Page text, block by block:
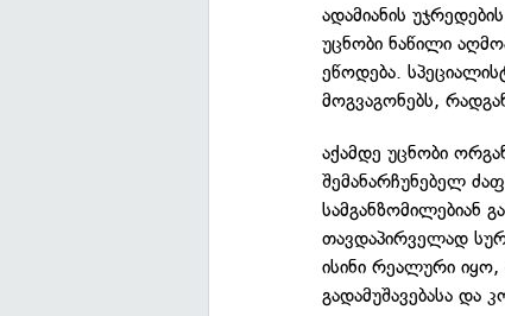
ადამიანის
უცნობი ნაწილი
ეწოდება.
მოგვაგონებს,
აქამდე უცნობი
შემანარჩუნებელ
სამგანზომილებიან
თავდაპირველად
ისინი რეალური იყო,
გადამუშავებასა